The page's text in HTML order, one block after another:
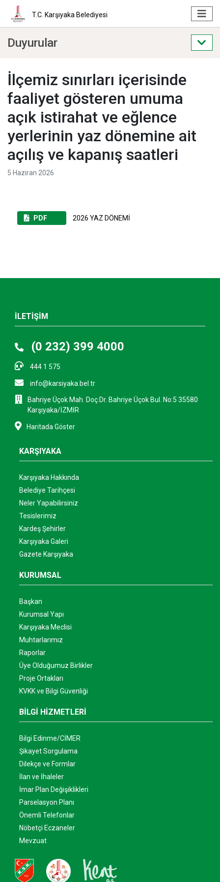
T.C. Karşıyaka Belediyesi
Duyurular
İlçemiz sınırları içerisinde
faaliyet gösteren umuma
açık istirahat ve eğlence
yerlerinin yaz dönemine ait
açılış ve kapanış saatleri
5 Haziran 2026
PDF 2026 YAZ DÖNEMİ
İLETİŞİM
(0 232) 399 4000
444 1 575
info@karsiyaka.bel.tr
Bahriye Üçok Mah. Doç.Dr. Bahriye Üçok Bul. No:5 35580
Karşıyaka/İZMİR
Haritada Göster
KARŞIYAKA
Karşıyaka Hakkında
Belediye Tarihçesi
Neler Yapabilirsiniz
Tesislerimiz
Kardeş Şehirler
Karşıyaka Galeri
Gazete Karşıyaka
KURUMSAL
Başkan
Kurumsal Yapı
Karşıyaka Meclisi
Muhtarlarımız
Raporlar
Üye Olduğumuz Birlikler
Proje Ortakları
KVKK ve Bilgi Güvenliği
BİLGİ HİZMETLERİ
Bilgi Edinme/CİMER
Şikayet Sorgulama
Dilekçe ve Formlar
İlan ve İhaleler
İmar Plan Değişiklikleri
Parselasyon Planı
Önemli Telefonlar
Nöbetçi Eczaneler
Mevzuat